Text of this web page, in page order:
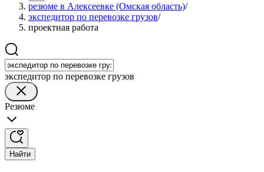
резюме в Алексеевке (Омская область)/
экспедитор по перевозке грузов/
проектная работа
экспедитор по перевозке грузов
Резюме
Найти